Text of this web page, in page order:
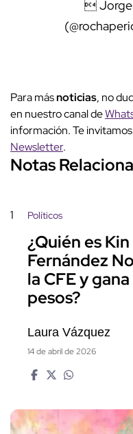
 Jorge
Para másnoticias, no
en nuestro canal de
información. Te
Newsletter.
Notas
1 Políticos
¿Quién es
Fernández
la CFE y
pesos?
Laura Vázquez
14 de abril de 2026